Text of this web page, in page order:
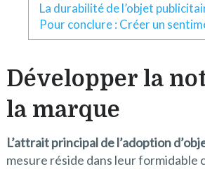
La durabilité de l’objet
Pour conclure : Créer un
Développer la
la marque
L’attrait principal de l’adoption
mesure réside dans leur formidable